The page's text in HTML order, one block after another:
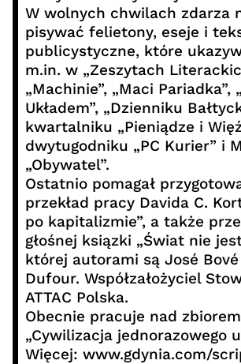
W wolnych chwilach zdarza
pisywać felietony, eseje i
publicystyczne, które
m.in. w „Zeszytach
„Machinie”, „Maci Pariadka”,
Układem”, „Dzienniku
kwartalniku „Pieniądze i
dwytugodniku „PC Kurier” i
„Obywatel”.
Ostatnio pomagał
przekład pracy Davida C.
po kapitalizmie”, a także
głośnej ksiązki „Świat nie
której autorami są José
Dufour. Współzałożyciel
ATTAC Polska.
Obecnie pracuje nad
„Cywilizacja jednorazowego
Więcej: www.gdynia.com/